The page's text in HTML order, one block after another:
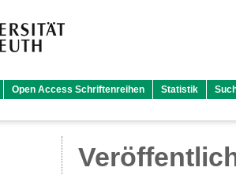
Open Access Schriftenreihen Statistik